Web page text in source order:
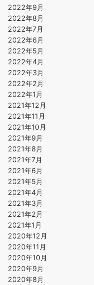
2022年9月
2022年8月
2022年7月
2022年6月
2022年5月
2022年4月
2022年3月
2022年2月
2022年1月
2021年12月
2021年11月
2021年10月
2021年9月
2021年8月
2021年7月
2021年6月
2021年5月
2021年4月
2021年3月
2021年2月
2021年1月
2020年12月
2020年11月
2020年10月
2020年9月
2020年8月